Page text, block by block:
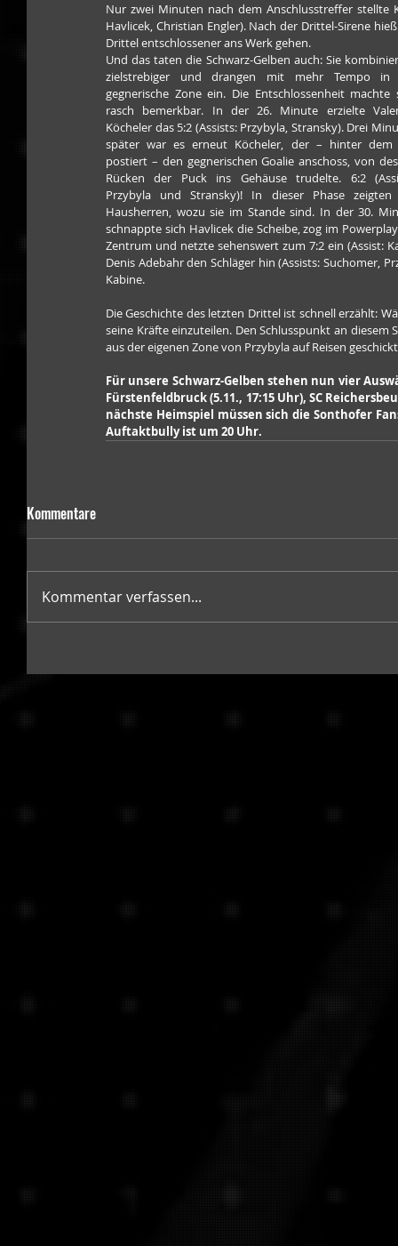
Nur zwei Minuten nach dem Anschlusstreffer stellte
Havlicek, Christian Engler). Nach der Drittel-Sirene
Drittel entschlossener ans Werk gehen.
Und das taten die Schwarz-Gelben auch: Sie
zielstrebiger und drangen mit mehr Tempo in
gegnerische Zone ein. Die Entschlossenheit machte
rasch bemerkbar. In der 26. Minute erzielte
Köcheler das 5:2 (Assists: Przybyla, Stransky). Drei
später war es erneut Köcheler, der – hinter dem
postiert – den gegnerischen Goalie anschoss, von
Rücken der Puck ins Gehäuse trudelte. 6:2
Przybyla und Stransky)! In dieser Phase zeigten
Hausherren, wozu sie im Stande sind. In der 30.
schnappte sich Havlicek die Scheibe, zog im
Zentrum und netzte sehenswert zum 7:2 ein (Assist:
Denis Adebahr den Schläger hin (Assists: Suchomer,
Kabine.
Die Geschichte des letzten Drittel ist schnell erzählt:
seine Kräfte einzuteilen. Den Schlusspunkt an
aus der eigenen Zone von Przybyla auf Reisen
Für unsere Schwarz-Gelben stehen nun vier
Fürstenfeldbruck (5.11., 17:15 Uhr), SC
nächste Heimspiel müssen sich die Sonthofer
Auftaktbully ist um 20 Uhr.
Kommentare
Kommentar verfassen...